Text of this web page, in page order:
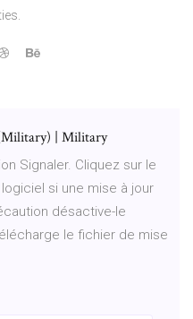
| Military
Signaler. Cliquez sur le
si une mise à jour
désactive-le
le fichier de mise